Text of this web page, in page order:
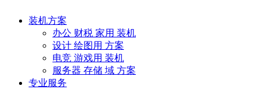
装机方案
办公 财税 家用 装机
设计 绘图用 方案
电竞 游戏用 装机
服务器 存储 域 方案
专业服务